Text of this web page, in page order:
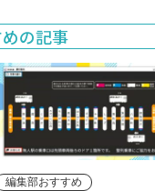
の記事
編集部おすすめ